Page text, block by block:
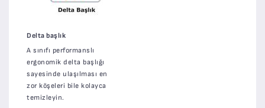
Delta başlık
A sınıfı performanslı
ergonomik delta başlığı
sayesinde ulaşılması en
zor köşeleri bile kolayca
temizleyin.